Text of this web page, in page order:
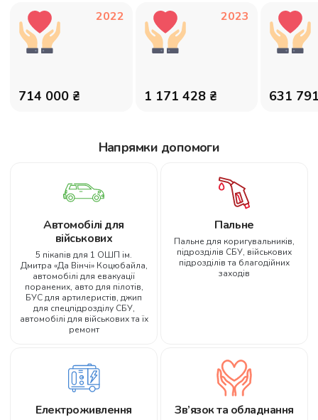
2022
714 000 ₴
2023
1 171 428 ₴ 631
Напрямки допомоги
Автомобілі для
військових
5 пікапів для 1 ОШП ім.
Дмитра «Да Вінчі» Коцюбайла,
автомобілі для евакуації
поранених, авто для пілотів,
БУС для артилеристів, джип
для спецпідрозділу СБУ,
автомобілі для військових та їх
ремонт
Пальне
Пальне для коригувальників,
підрозділів СБУ, військових
підрозділів та благодійних
заходів
Електроживлення Зв’язок та обладнання